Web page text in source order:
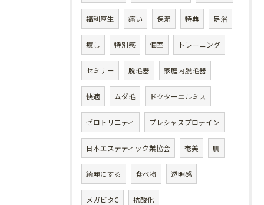
福利厚生 痛い 保湿 特典 足浴
癒し 特別感 個室 トレーニング
セミナー 脱毛器 家庭内脱毛器
快適 ムダ毛 ドクターエルミス
ゼロトリニティ プレシャスプロテイン
日本エステティック業協会 奄美 肌
綺麗にする 食べ物 透明感
メガビタC 抗酸化